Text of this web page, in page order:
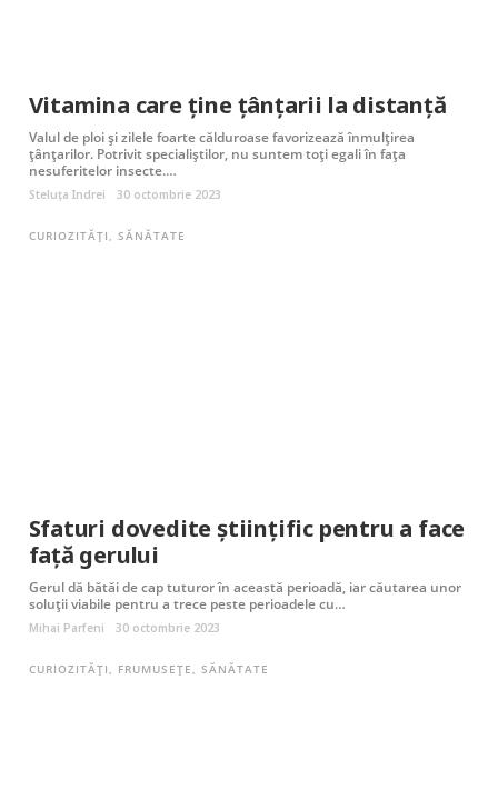
Vitamina care ține țânțarii la distanță
Valul de ploi și zilele foarte călduroase favorizează înmulțirea
țânțarilor. Potrivit specialiștilor, nu suntem toți egali în fața
nesuferitelor insecte.…
Steluța Indrei 30 octombrie 2023
CURIOZITĂȚI, SĂNĂTATE
Sfaturi dovedite științific pentru a face
față gerului
Gerul dă bătăi de cap tuturor în această perioadă, iar căutarea unor
soluții viabile pentru a trece peste perioadele cu…
Mihai Parfeni 30 octombrie 2023
CURIOZITĂȚI FRUMUSEȚE ,SĂNĂTATE